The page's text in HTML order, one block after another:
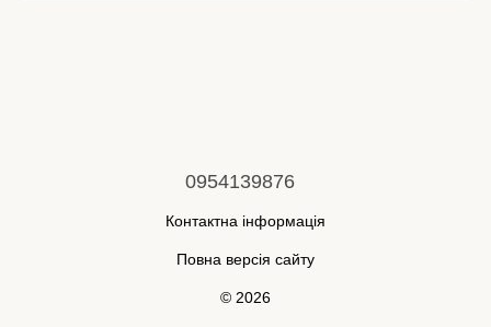
0954139876
Контактна інформація
Повна версія сайту
© 2026